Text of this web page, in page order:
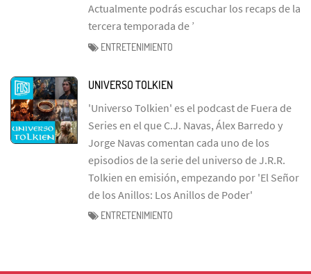
Actualmente podrás escuchar los recaps de la
tercera temporada de ’
ENTRETENIMIENTO
UNIVERSO TOLKIEN
'Universo Tolkien' es el podcast de Fuera de
Series en el que C.J. Navas, Álex Barredo y
Jorge Navas comentan cada uno de los
episodios de la serie del universo de J.R.R.
Tolkien en emisión, empezando por 'El Señor
de los Anillos: Los Anillos de Poder'
ENTRETENIMIENTO